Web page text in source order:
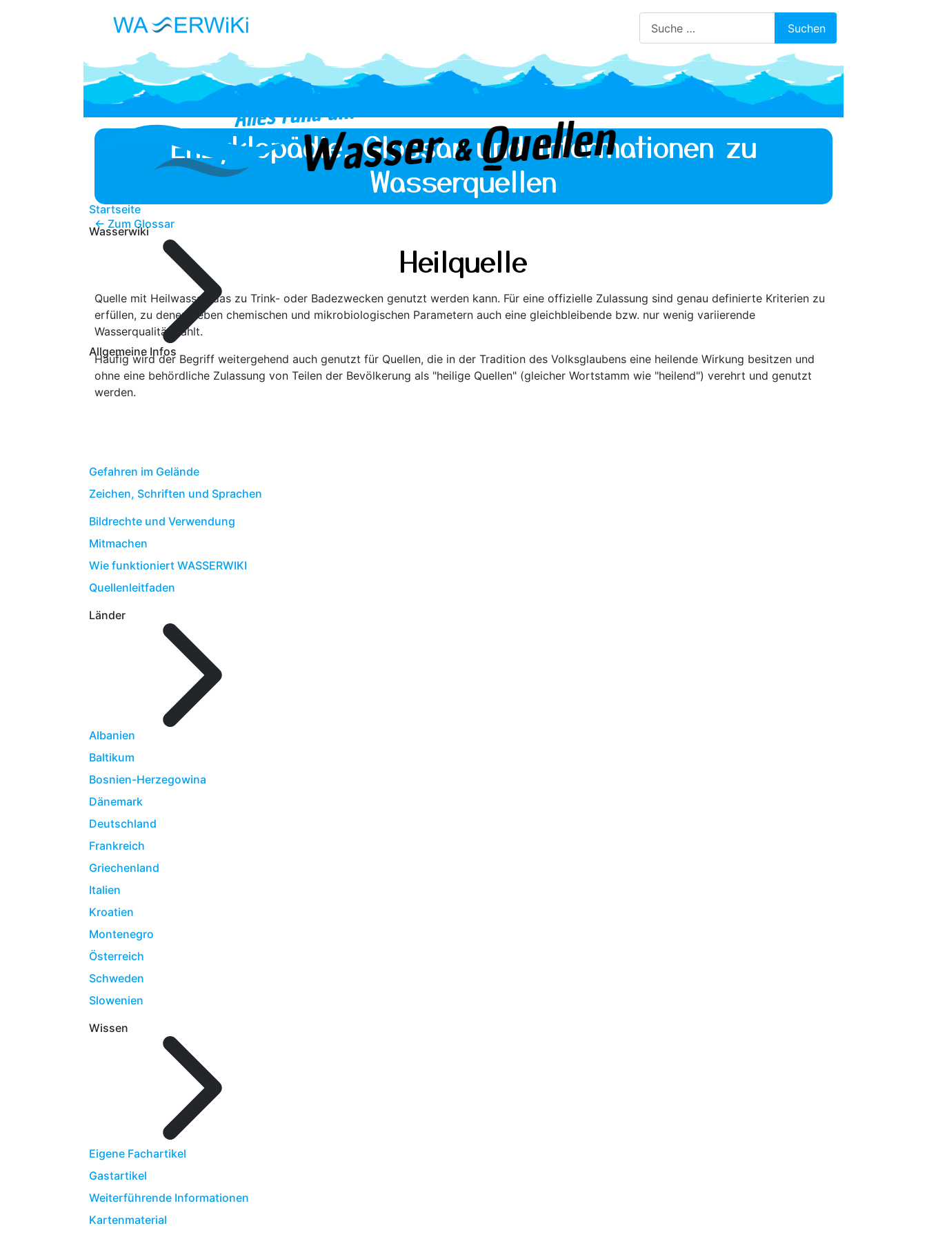
Suchen
Startseite
Wasserwiki
Allgemeine Infos
Gefahren im Gelände
Zeichen, Schriften und Sprachen
Bildrechte und Verwendung
Mitmachen
Wie funktioniert WASSERWIKI
Quellenleitfaden
Länder
Albanien
Baltikum
Bosnien-Herzegowina
Dänemark
Deutschland
Frankreich
Griechenland
Italien
Kroatien
Montenegro
Österreich
Schweden
Slowenien
Wissen
Eigene Fachartikel
Gastartikel
Weiterführende Informationen
Kartenmaterial
Enzyklopädie, Glossar und Informationen zu
Wasserquellen
← Zum Glossar
Heilquelle
Quelle mit Heilwasser, das zu Trink- oder Badezwecken genutzt werden kann. Für eine offizielle Zulassung sind genau definierte Kriterien zu
erfüllen, zu denen neben chemischen und mikrobiologischen Parametern auch eine gleichbleibende bzw. nur wenig variierende
Wasserqualität zählt.
Häufig wird der Begriff weitergehend auch genutzt für Quellen, die in der Tradition des Volksglaubens eine heilende Wirkung besitzen und
ohne eine behördliche Zulassung von Teilen der Bevölkerung als "heilige Quellen" (gleicher Wortstamm wie "heilend") verehrt und genutzt
werden.